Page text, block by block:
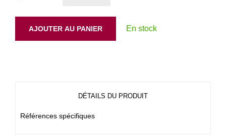
AJOUTER AU PANIER En stock
DÉTAILS DU PRODUIT
Références spécifiques